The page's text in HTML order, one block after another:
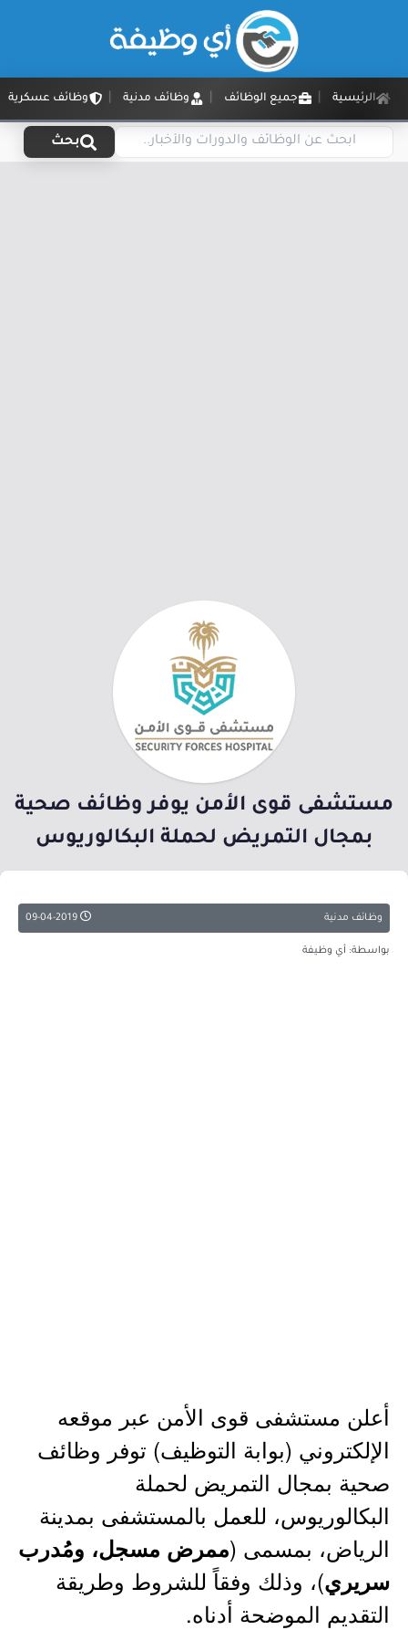
الرئيسية جميع الوظائف وظائف مدنية وظائف عسكرية
بحث
مستشفى قوى الأمن يوفر وظائف صحية
بمجال التمريض لحملة البكالوريوس
وظائف مدنية
بواسطة: أي وظيفة
أعلن مستشفى قوى الأمن عبر موقعه
الإلكتروني (بوابة التوظيف) توفر وظائف
صحية بمجال التمريض لحملة
البكالوريوس، للعمل بالمستشفى بمدينة
الرياض، بمسمى (ممرض مسجل، ومُدرب
سريري)، وذلك وفقاً للشروط وطريقة
التقديم الموضحة أدناه.